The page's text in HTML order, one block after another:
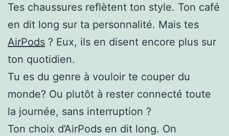
Tes chaussures reflètent ton style. Ton café
en dit long sur ta personnalité. Mais tes
AirPods ? Eux, ils en disent encore plus sur
ton quotidien.
Tu es du genre à vouloir te couper du
monde? Ou plutôt à rester connecté toute
la journée, sans interruption ?
Ton choix d’AirPods en dit long. On